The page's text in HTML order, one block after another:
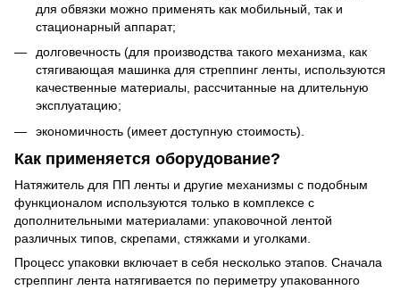
для обвязки можно применять как мобильный, так и
стационарный аппарат;
долговечность (для производства такого механизма, как
стягивающая машинка для стреппинг ленты, используются
качественные материалы, рассчитанные на длительную
эксплуатацию;
экономичность (имеет доступную стоимость).
Как применяется оборудование?
Натяжитель для ПП ленты и другие механизмы с подобным
функционалом используются только в комплексе с
дополнительными материалами: упаковочной лентой
различных типов, скрепами, стяжками и уголками.
Процесс упаковки включает в себя несколько этапов. Сначала
стреппинг лента натягивается по периметру упакованного